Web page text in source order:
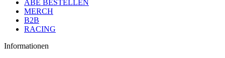
ABE BESTELLEN
MERCH
B2B
RACING
Informationen